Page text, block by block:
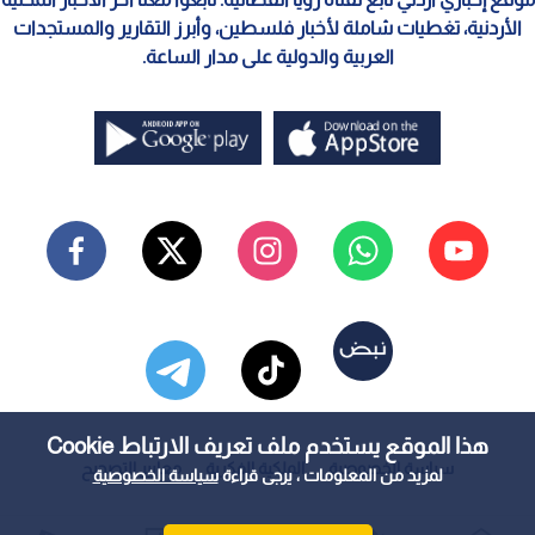
هذا الموقع يستخدم ملف تعريف الارتباط Cookie
لمزيد من المعلومات ، يرجى قراءةسياسة الخصوصية
الأردنية، تغطيات شاملة لأخبار فلسطين، وأبرز التقارير والمستجدات
العربية والدولية على مدار الساعة.
سياسة الخصوصية الملكية الفكرية معايير التصحيح